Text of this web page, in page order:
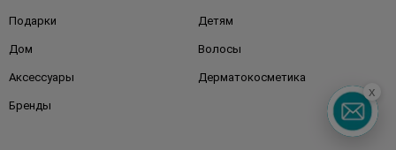
Подарки Детям
Дом Волосы
Аксессуары Дерматокосметика
Бренды
x